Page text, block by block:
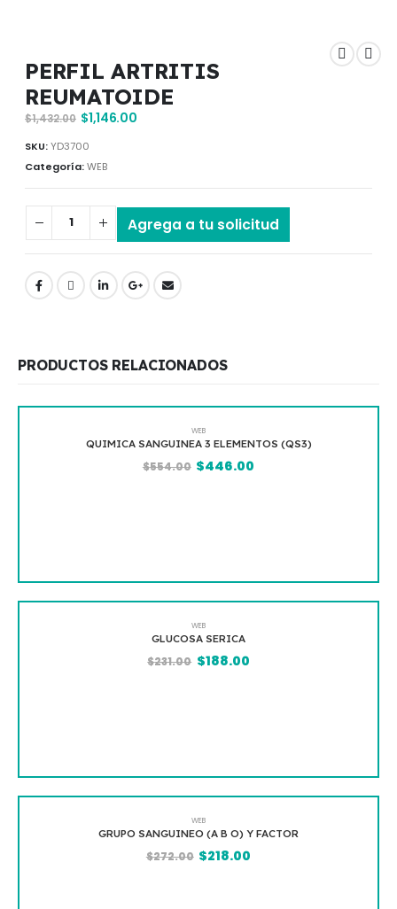
PERFIL ARTRITIS
REUMATOIDE
$1,432.00 $1,146.00
SKU:YD3700
Categoría:WEB
Agrega a tu solicitud
PRODUCTOS RELACIONADOS
WEB
QUIMICA SANGUINEA 3 ELEMENTOS (QS3)
$554.00 $446.00
WEB
GLUCOSA SERICA
$231.00 $188.00
WEB
GRUPO SANGUINEO (A B O) Y FACTOR
$272.00 $218.00